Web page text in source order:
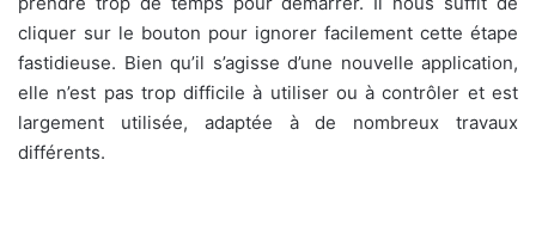
cliquer sur le bouton pour ignorer facilement cette étape
fastidieuse. Bien qu’il s’agisse d’une nouvelle application,
elle n’est pas trop difficile à utiliser ou à contrôler et est
largement utilisée, adaptée à de nombreux travaux
différents.